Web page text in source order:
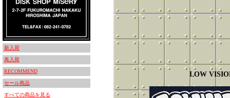
新入荷
再入荷
RECOMMEND
セール商品
すべての商品を見る
LOW